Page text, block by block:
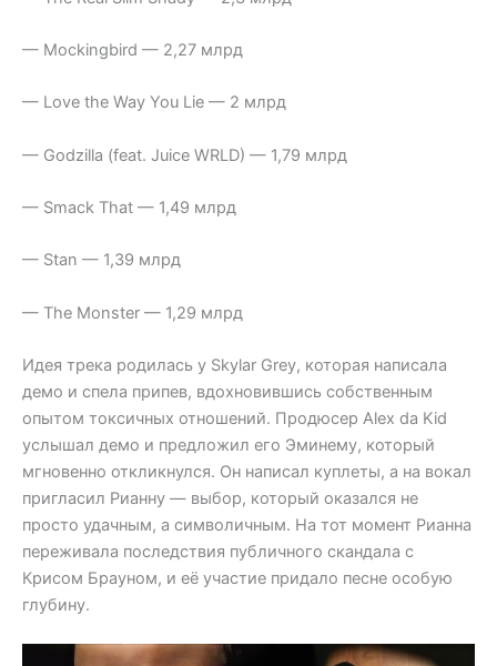
— Mockingbird — 2,27 млрд
— Love the Way You Lie — 2 млрд
— Godzilla (feat. Juice WRLD) — 1,79 млрд
— Smack That — 1,49 млрд
— Stan — 1,39 млрд
— The Monster — 1,29 млрд
Идея трека родилась у Skylar Grey, которая написала
демо и спела припев, вдохновившись собственным
опытом токсичных отношений. Продюсер Alex da Kid
услышал демо и предложил его Эминему, который
мгновенно откликнулся. Он написал куплеты, а на вокал
пригласил Рианну — выбор, который оказался не
просто удачным, а символичным. На тот момент Рианна
переживала последствия публичного скандала с
Крисом Брауном, и её участие придало песне особую
глубину.